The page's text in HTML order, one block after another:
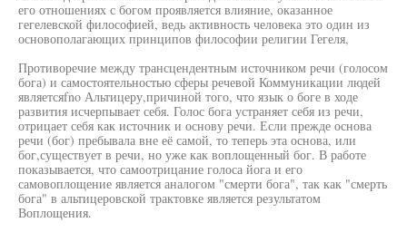
его отношениях с богом проявляется влияние, оказанное
гегелевской философией, ведь активность человека это один из
основополагающих принципов философии религии Гегеля,
Противоречие между трансцендентным источником речи (голосом
бога) и самостоятельностью сферы речевой Коммуникации людей
являетсяfno Альтицеру,причиной того, что язык о боге в ходе
развития исчерпывает себя. Голос бога устраняет себя из речи,
отрицает себя как источник и основу речи. Если прежде основа
речи (бог) пребывала вне её самой, то теперь эта основа, или
бог,существует в речи, но уже как воплощенный бог. В работе
показывается, что самоотрицание голоса йога и его
самовоплощение является аналогом "смерти бога", так как "смерть
бога" в альтицеровской трактовке является результатом
Воплощения.